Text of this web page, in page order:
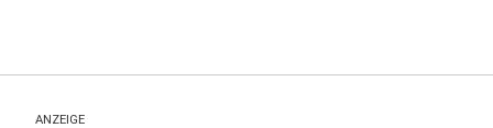
ANZEIGE